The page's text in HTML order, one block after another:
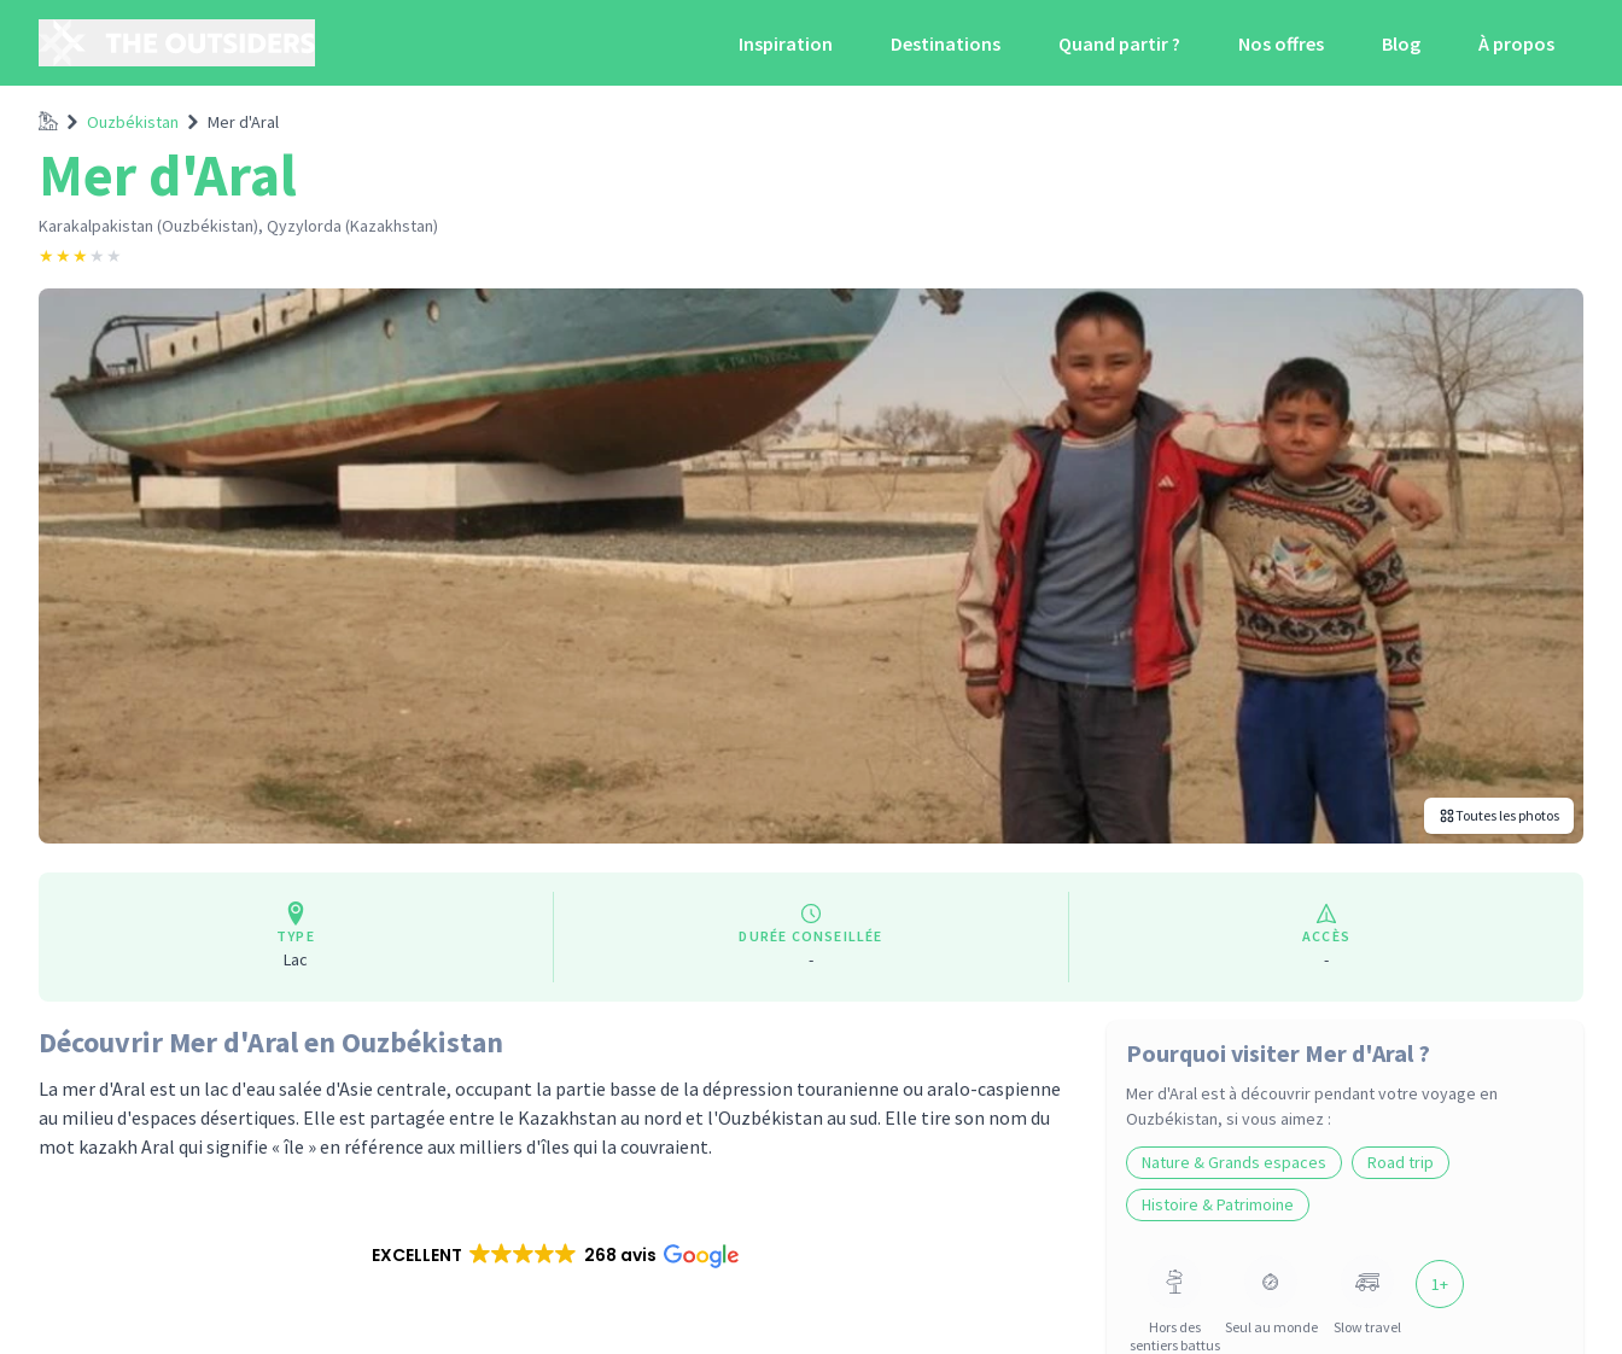
Inspiration Destinations Quand partir ? Nos offres Blog À propos
AccueilOuzbékistan Mer d'Aral
Mer d'Aral
Karakalpakistan (Ouzbékistan), Qyzylorda (Kazakhstan)
★★★ ★ ★
Toutes les photos
TYPE
Lac
DURÉE CONSEILLÉE
-
ACCÈS
-
Découvrir Mer d'Aral en Ouzbékistan
La mer d'Aral est un lac d'eau salée d'Asie centrale, occupant la partie basse de la dépression touranienne ou aralo-caspienne
au milieu d'espaces désertiques. Elle est partagée entre le Kazakhstan au nord et l'Ouzbékistan au sud. Elle tire son nom du
mot kazakh Aral qui signifie « île » en référence aux milliers d'îles qui la couvraient.
EXCELLENT 268 avis
Pourquoi visiter Mer d'Aral ?
Mer d'Aral est à découvrir pendant votre voyage en
Ouzbékistan, si vous aimez :
Nature & Grands espaces
Road trip
Histoire & Patrimoine
Hors des
sentiers battus
Seul au monde Slow travel
1+